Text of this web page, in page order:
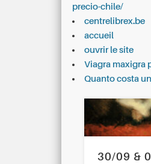
precio-chile/
centrelibrex.be
accueil
ouvrir le site
Viagra maxigra
Quanto costa
30/09 &